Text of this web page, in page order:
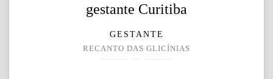
gestante Curitiba
GESTANTE
RECANTO DAS GLICÍNIAS